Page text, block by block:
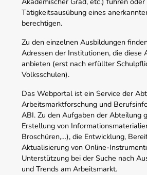
Tätigkeitsausübung eines
berechtigen.
Zu den einzelnen Ausbildungen
Adressen der Institutionen, die diese
anbieten (erst nach erfüllter
Volksschulen).
Das Webportal ist ein Service der
Arbeitsmarktforschung und
ABI. Zu den Aufgaben der Abteilung
Erstellung von
Broschüren,…), die Entwicklung,
Aktualisierung von Online-
Unterstützung bei der Suche nach
und Trends am Arbeitsmarkt.